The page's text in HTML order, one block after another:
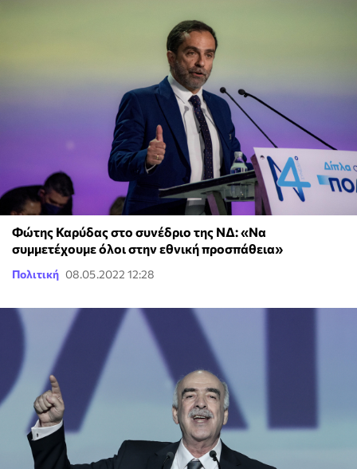
Φώτης Καρύδας στο συνέδριο της ΝΔ: «Να
συμμετέχουμε όλοι στην εθνική προσπάθεια»
Πολιτική 08.05.2022 12:28